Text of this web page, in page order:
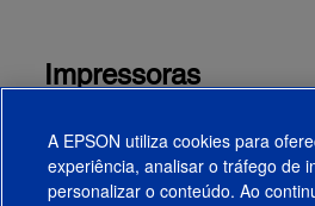
Impressoras
A EPSON utiliza cookies para
experiência, analisar o tráfego de
personalizar o conteúdo. Ao